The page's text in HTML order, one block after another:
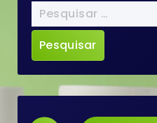
Pesquisar
por: